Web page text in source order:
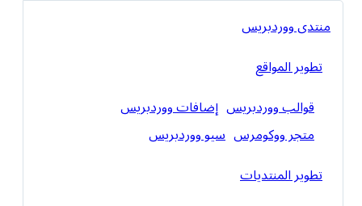
منتدى ووردبريس
تطوير المواقع
قوالب ووردبريس إضافات ووردبريس
متجر ووكومرس سيو ووردبريس
تطوير المنتديات